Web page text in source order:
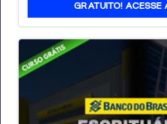
GRATUITO! ACESSE